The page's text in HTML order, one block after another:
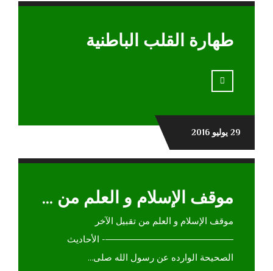
طهارة القلب الباطنية
29 يوليو 2016
موقف الإسلام و العلم من تقبيل الآخر
موقف الإسلام و العلم من تقبيل الآخر
——————————————- الأحاديث
الصحيحة الوارده عن رسول الله صلى...